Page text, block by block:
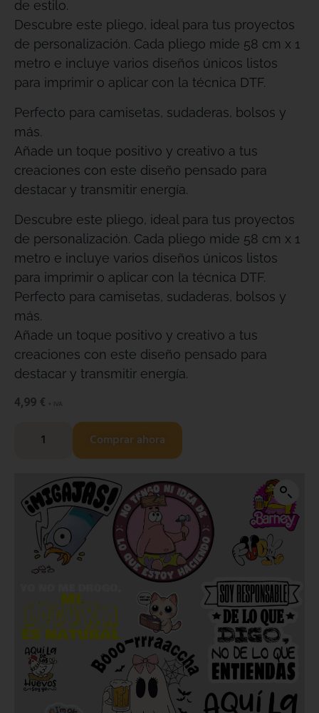
de estilo.
Descubre este pliego, ideal para tus proyectos
de personalización. Cada pliego mide 58 cm x 1
metro e incluye varios diseños únicos listos
para imprimir o aplicar con la técnica DTF.
Perfecto para camisetas, sudaderas, bolsos y
más.
Añade un toque positivo y creativo a tus
creaciones con este diseño pensado para
destacar y transmitir energía.
Descubre este pliego, ideal para tus proyectos
de personalización. Cada pliego mide 58 cm x 1
metro e incluye varios diseños únicos listos
para imprimir o aplicar con la técnica DTF.
Perfecto para camisetas, sudaderas, bolsos y
más.
Añade un toque positivo y creativo a tus
creaciones con este diseño pensado para
destacar y transmitir energía.
4,99 € + IVA
Comprar ahora